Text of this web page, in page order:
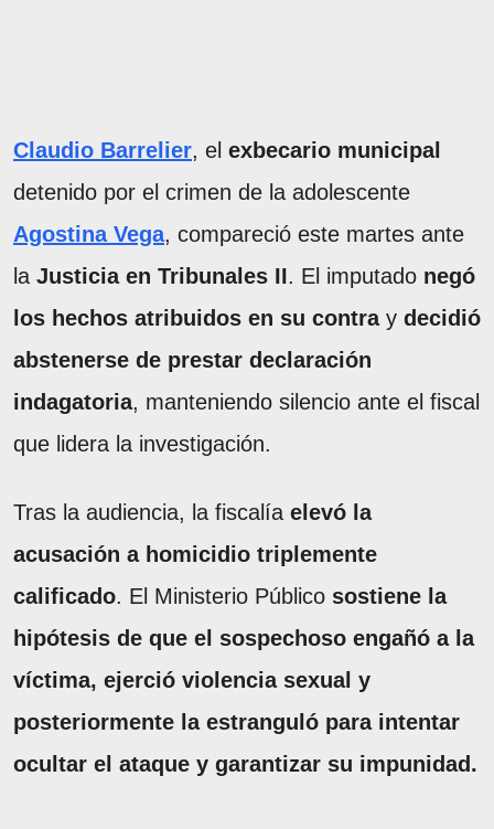
Claudio Barrelier, el exbecario municipal
detenido por el crimen de la adolescente
Agostina Vega, compareció este martes ante
la Justicia en Tribunales II. El imputado negó
los hechos atribuidos en su contra y decidió
abstenerse de prestar declaración
indagatoria, manteniendo silencio ante el fiscal
que lidera la investigación.
Tras la audiencia, la fiscalía elevó la
acusación a homicidio triplemente
calificado. El Ministerio Público sostiene la
hipótesis de que el sospechoso engañó a la
víctima, ejerció violencia sexual y
posteriormente la estranguló para intentar
ocultar el ataque y garantizar su impunidad.